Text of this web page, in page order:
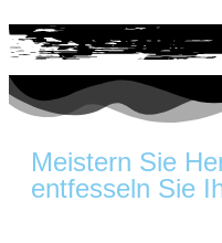
Meistern Sie
entfesseln Sie